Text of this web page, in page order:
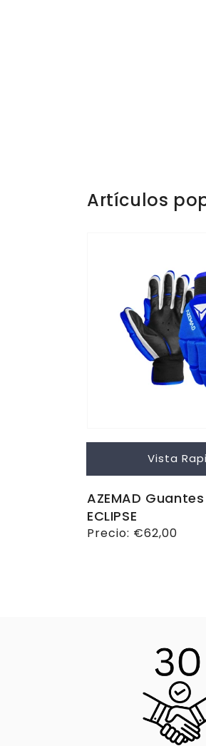
Artículos
Vista
AZEMAD
ECLIPSE
Precio
Precio: €62,00